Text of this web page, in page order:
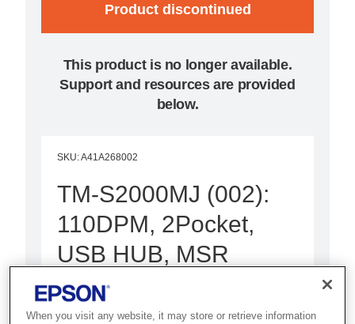
Product discontinued
This product is no longer available.
Support and resources are provided
below.
SKU:A41A268002
TM-S2000MJ (002):
110DPM, 2Pocket,
USB HUB, MSR
Best for banks and financial
institutions that need high-speed,
When you visit any website, it may store or retrieve information